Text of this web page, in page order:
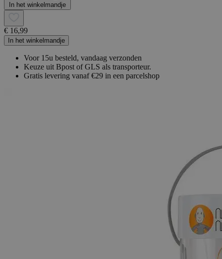
In het winkelmandje
€ 16,99
In het winkelmandje
Voor 15u besteld, vandaag verzonden
Keuze uit Bpost of GLS als transporteur.
Gratis levering vanaf €29 in een parcelshop